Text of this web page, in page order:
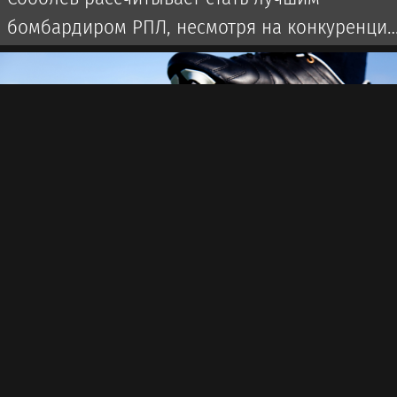
бомбардиром РПЛ, несмотря на
с бразильцем Аугусто